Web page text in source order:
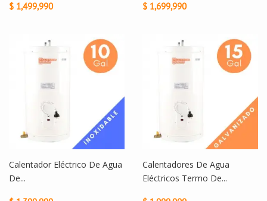
$ 1,499,990 $ 1,699,990
Calentador Eléctrico De Agua
De...
Calentadores De Agua
Eléctricos Termo De...